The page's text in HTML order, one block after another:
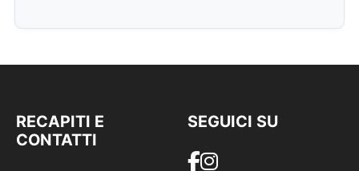
RECAPITI E
CONTATTI
SEGUICI SU